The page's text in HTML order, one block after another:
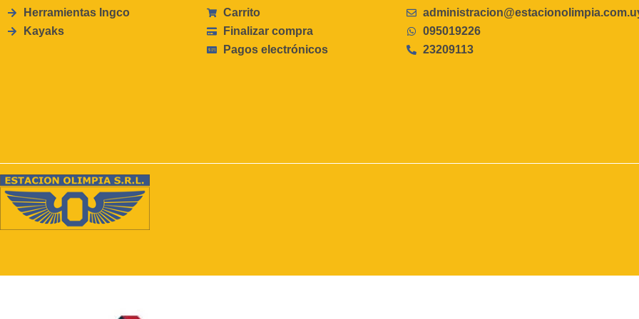
Herramientas Ingco
Kayaks
Carrito
Finalizar compra
Pagos electrónicos
095019226
23209113